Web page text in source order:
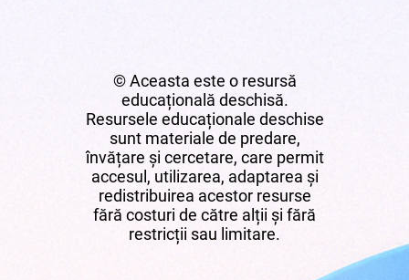
© Aceasta este o resursă
educațională deschisă.
Resursele educaționale deschise
sunt materiale de predare,
învățare și cercetare, care permit
accesul, utilizarea, adaptarea și
redistribuirea acestor resurse
fără costuri de către alții și fără
restricții sau limitare.